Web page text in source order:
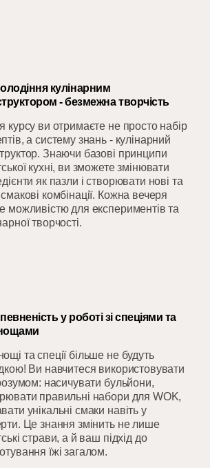
кулінарним
- безмежна творчість
курсу ви отримаєте не просто набір
а систему знань - кулінарний
Знаючи базові принципи
кухні, ви зможете змінювати
як пазли і створювати нові та
смакові комбінації. Кожна вечеря
можливістю для експериментів та
творчості.
у роботі зі спеціями та
та спеції більше не будуть
Ви навчитеся використовувати
насичувати бульйони,
правильні набори для WOK,
унікальні смаки навіть у
Це знання змінить не лише
страви, а й ваш підхід до
їжі загалом.